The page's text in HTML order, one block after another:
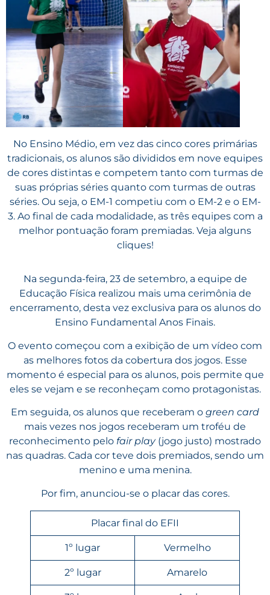
No Ensino Médio, em vez das cinco cores primárias
tradicionais, os alunos são divididos em nove equipes
de cores distintas e competem tanto com turmas de
suas próprias séries quanto com turmas de outras
séries. Ou seja, o EM-1 competiu com o EM-2 e o EM-
3. Ao final de cada modalidade, as três equipes com a
melhor pontuação foram premiadas. Veja alguns
cliques!
Na segunda-feira, 23 de setembro, a equipe de
Educação Física realizou mais uma cerimônia de
encerramento, desta vez exclusiva para os alunos do
Ensino Fundamental Anos Finais.
O evento começou com a exibição de um vídeo com
as melhores fotos da cobertura dos jogos. Esse
momento é especial para os alunos, pois permite que
eles se vejam e se reconheçam como protagonistas.
Em seguida, os alunos que receberam o green card
mais vezes nos jogos receberam um troféu de
reconhecimento pelo fair play (jogo justo) mostrado
nas quadras. Cada cor teve dois premiados, sendo um
menino e uma menina.
Por fim, anunciou-se o placar das cores.
Placar final do EFII
1º lugar Vermelho
2º lugar Amarelo